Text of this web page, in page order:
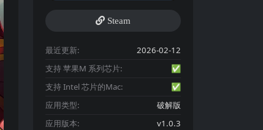
Steam
最近更新:
2026-02-12
支持 苹果M 系列芯片:
✅
支持 Intel 芯片的Mac:
✅
应用类型:
破解版
应用版本:
v1.0.3